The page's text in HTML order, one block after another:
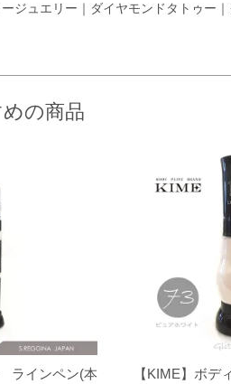
ジュエリー｜ダイヤモンドタトゥ
の商品
ラインペン(本
【KIME】ボデ